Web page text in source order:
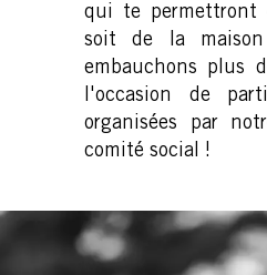
qui te permettront
soit de la
embauchons plus
l'occasion de
organisées par
comité social !